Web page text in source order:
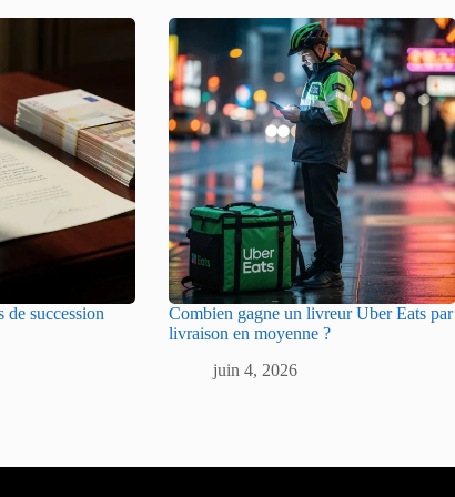
de succession
Combien gagne un livreur Uber Eats par
livraison en moyenne ?
juin 4, 2026